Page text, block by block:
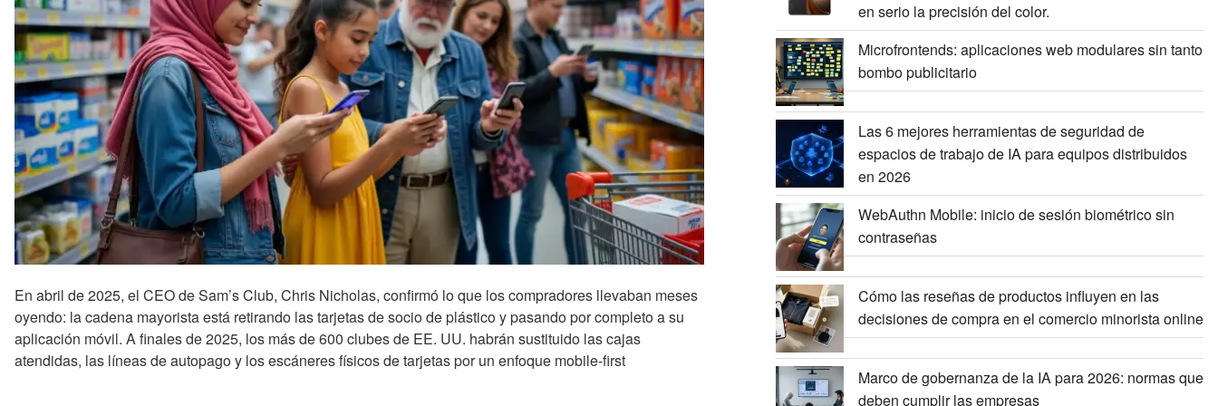
En abril de 2025, el CEO de Sam’s Club, Chris Nicholas, confirmó lo que los compradores llevaban meses
oyendo: la cadena mayorista está retirando las tarjetas de socio de plástico y pasando por completo a su
aplicación móvil. A finales de 2025, los más de 600 clubes de EE. UU. habrán sustituido las cajas
atendidas, las líneas de autopago y los escáneres físicos de tarjetas por un enfoque mobile-first
en serio la precisión del color.
Microfrontends: aplicaciones web modulares sin tanto
bombo publicitario
Las 6 mejores herramientas de seguridad de
espacios de trabajo de IA para equipos distribuidos
en 2026
WebAuthn Mobile: inicio de sesión biométrico sin
contraseñas
Cómo las reseñas de productos influyen en las
decisiones de compra en el comercio minorista online
Marco de gobernanza de la IA para 2026: normas que
deben cumplir las empresas